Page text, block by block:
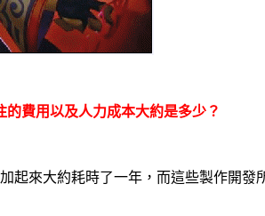
費用以及人力成本大約是多少？
起來大約耗時了一年，而這些製作開